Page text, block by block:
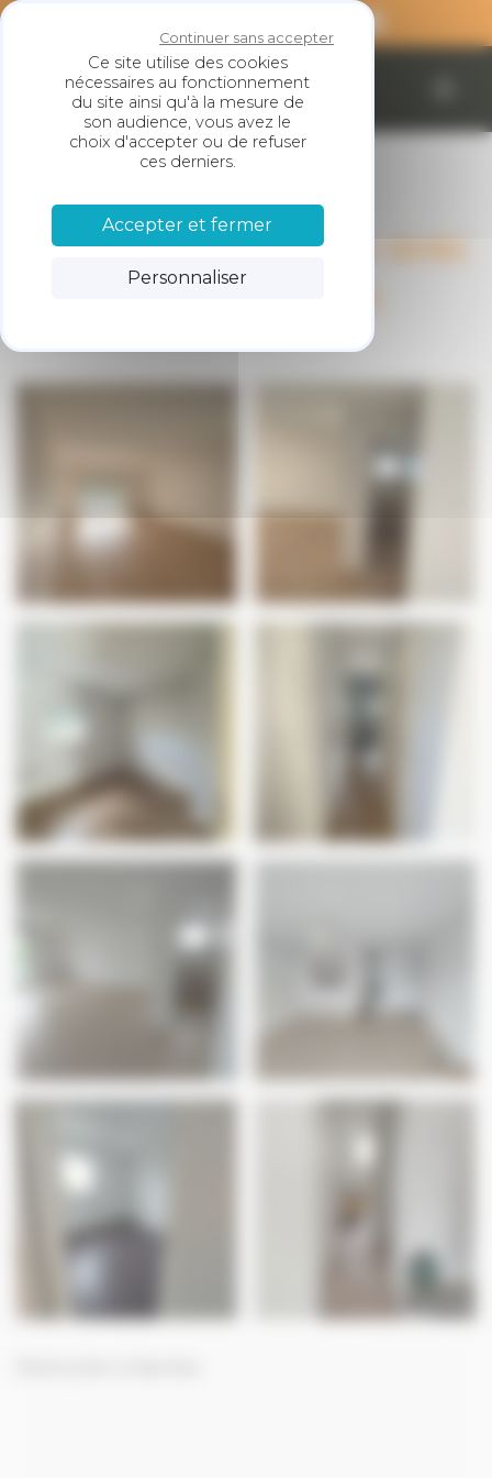
SARL LESKE
Peinture intérieure avec
pose de sol pvc
Panneau de gestion des cookies
Ce site utilise des cookies
nécessaires au fonctionnement
du site ainsi qu'à la mesure de
son audience, vous avez le
choix d'accepter ou de refuser
ces derniers.
Accepter et fermer
Continuer sans accepter
Personnaliser